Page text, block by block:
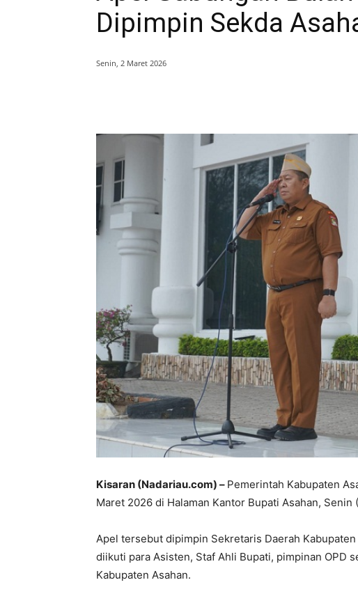
Dipimpin Sekda
Senin, 2 Maret 2026
Kisaran (Nadariau.com) – Pemerintah Kabupaten
Maret 2026 di Halaman Kantor Bupati Asahan, Senin
Apel tersebut dipimpin Sekretaris Daerah
diikuti para Asisten, Staf Ahli Bupati, pimpinan OPD
Kabupaten Asahan.